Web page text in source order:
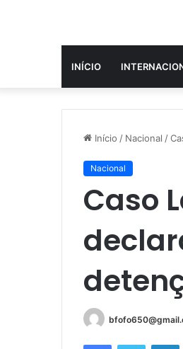
INÍCIO
Início / Nacional /
Nacional
Caso
FacebookTwitter